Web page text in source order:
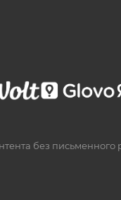
без